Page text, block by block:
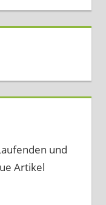
und
Artikel